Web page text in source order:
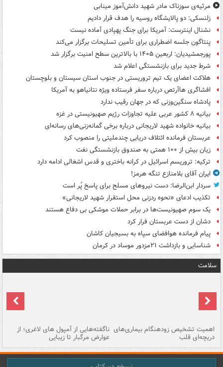
مرثیه‌ی سوزناک مادر شهید دانش‌آموز مینابی
زلنسکی: دو پالایشگاه روسیه را هدف قرار دادیم
نشنال اینترست: آمریکا برای جنگ پهپادی آماده نیست
پنتاگون جلسه اضطراری برای تأمین تسلیحات برگزار می‌کند
پورجمشیدیان: اربعین ۱۴۰۵ با بالاترین سطح امنیت برگزار شد
شرط جدید برای بازنشستگی اعلام شد
هلاکت اعضای یک تیم تروریستی در جنوب استان سیستان و بلوچستان
افشاگری هاآرتص درباره سفر فرستاده ویژه نتانیاهو به آمریکا
پادشاه سنگین‌وزنی که در جهان رقیب ندارد
بیانیه ۸ کشور عربی علیه تجاوزات رژیم صهیونیستی در غزه
بیانیه خانواده شهید لاریجانی درباره برخی گمانه‌زنی‌های رسانه‌ای
عربستان فرمانده ائتلاف دریایی چندملیتی را منصوب کرد
زیان بیش از ۱۰۰ همتی به صندوق‌ بازنشستگی نفت
ترکیه: تروریسم اسرائیل در کرانه باختری و قدس اشغالی ادامه دارد
ایران آقای بلامنازع تنگه هرمز!
سردار ابن‌الرضا: دست نیروهای مسلح برای پاسخ پُر است
تکذیب ادعای «نحوه ردزنی محل استقرار شهید لاریجانی»
یک‌ سوم صهیونیست‌ها در برابر حملات موشکی بی دفاع هستند
دشان از دست عربستان فرار کرد
پیام فرمانده هوافضای سپاه به بسیجیان کاشان
شناسایی و بازداشت ۲۱مزدور موساد در کرمان
سلامت
اهمیت تشخیص زودهنگام بیماری‌های
دریچه‌ای قلب
ناگفته‌هایی از آمپول های لاغری؛ از
عوارض مرگبار تا زیبایی